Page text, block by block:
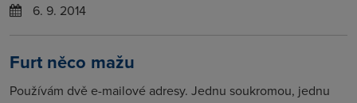
6. 9. 2014
Furt něco mažu
Používám dvě e-mailové adresy. Jednu soukromou, jednu